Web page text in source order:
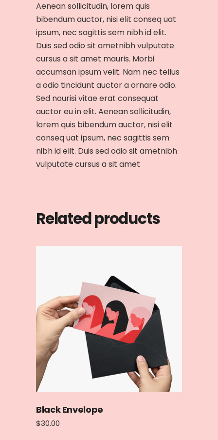
Aenean sollicitudin, lorem quis
bibendum auctor, nisi elit conseq uat
ipsum, nec sagittis sem nibh id elit.
Duis sed odio sit ametnibh vulputate
cursus a sit amet mauris. Morbi
accumsan ipsum velit. Nam nec tellus
a odio tincidunt auctor a ornare odio.
Sed nourisi vitae erat consequat
auctor eu in elit. Aenean sollicitudin,
lorem quis bibendum auctor, nisi elit
conseq uat ipsum, nec sagittis sem
nibh id elit. Duis sed odio sit ametnibh
vulputate cursus a sit amet
Related products
Black Envelope
$30.00